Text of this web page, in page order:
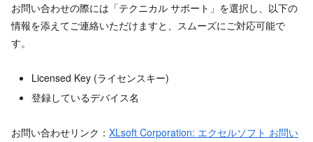
お問い合わせの際には「テクニカル サポート」を選択し、以下の
情報を添えてご連絡いただけますと、スムーズにご対応可能で
す。
Licensed Key (ライセンスキー)
登録しているデバイス名
お問い合わせリンク： XLsoft Corporation: エクセルソフト お問い